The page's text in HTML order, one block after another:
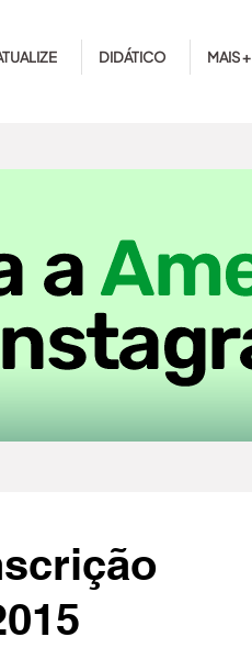
DIDÁTICO MAIS +